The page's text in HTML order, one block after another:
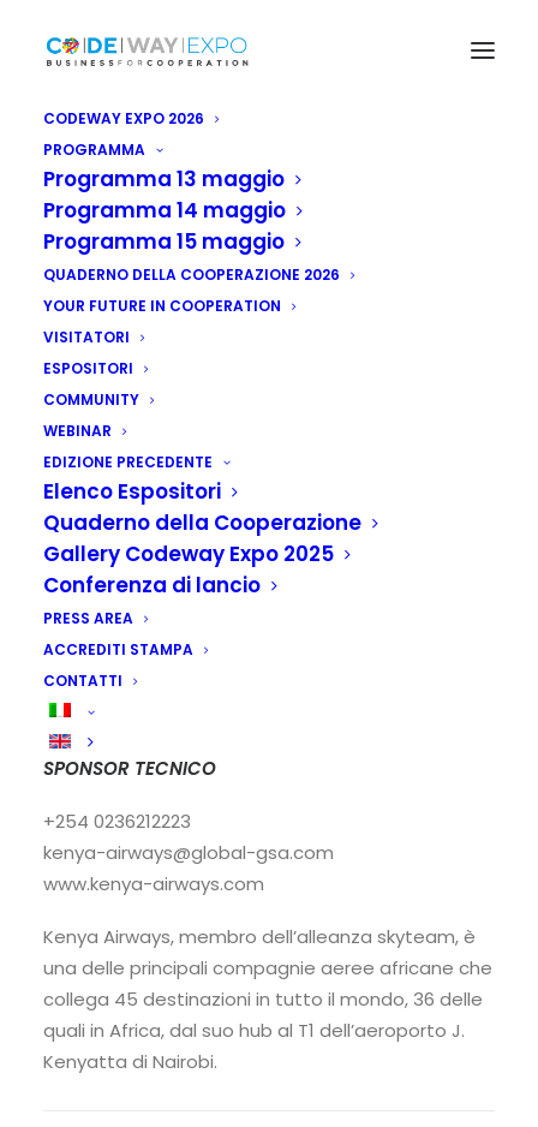
CODEWAY EXPO 2026
PROGRAMMA
Programma 13 maggio
Programma 14 maggio
Programma 15 maggio
QUADERNO DELLA COOPERAZIONE 2026
YOUR FUTURE IN COOPERATION
VISITATORI
ESPOSITORI
COMMUNITY
WEBINAR
EDIZIONE PRECEDENTE
Elenco Espositori
Quaderno della Cooperazione
Gallery Codeway Expo 2025
Conferenza di lancio
PRESS AREA
ACCREDITI STAMPA
CONTATTI
Kenya Airways
SPONSOR TECNICO
+254 0236212223
kenya-airways@global-gsa.com
www.kenya-airways.com
Kenya Airways, membro dell’alleanza skyteam, è
una delle principali compagnie aeree africane che
collega 45 destinazioni in tutto il mondo, 36 delle
quali in Africa, dal suo hub al T1 dell’aeroporto J.
Kenyatta di Nairobi.